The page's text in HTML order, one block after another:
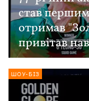
став
отримав
привітав
ШОУ-БІЗ